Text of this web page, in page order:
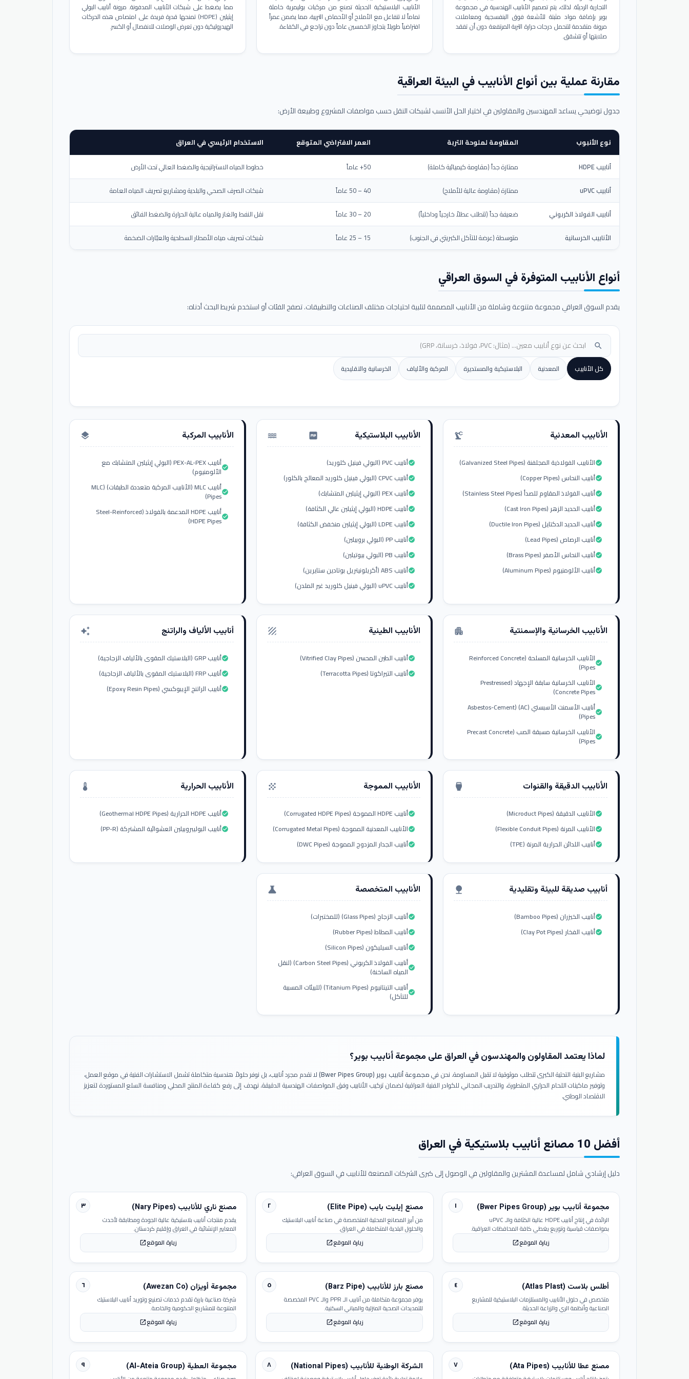
التجارية الرديئة. لذلك، يتم تصميم الأنابيب الهندسية في مجموعة
بوير بإضافة مواد مثبتة للأشعة فوق البنفسجية ومعاملات
مرونة متقدمة لتتحمل درجات حرارة التربة المرتفعة دون أن تفقد
صلابتها أو تتشقق.
الأنابيب البلاستيكية الحديثة تصنع من مركبات بوليمرية خاملة
تماماً لا تتفاعل مع الأملاح أو الأحماض التربية، مما يضمن عمراً
افتراضياً طويلاً يتجاوز الخمسين عاماً دون تراجع في الكفاءة.
مما يضغط على شبكات الأنابيب المدفونة. مرونة أنابيب البولي
إيثيلين (HDPE) تمنحها قدرة فريدة على امتصاص هذه الحركات
الهيدروليكية دون تعرض الوصلات للانفصال أو الكسر.
مقارنة عملية بين أنواع الأنابيب في البيئة العراقية
جدول توضيحي يساعد المهندسين والمقاولين في اختيار الحل الأنسب لشبكات النقل حسب مواصفات المشروع وطبيعة الأرض:
نوع الأنبوب المقاومة لملوحة التربة العمر الافتراضي المتوقع الاستخدام الرئيسي في العراق
أنابيب HDPE ممتازة جداً (مقاومة كيميائية كاملة) 50+ عاماً
خطوط المياه الاستراتيجية والضغط العالي تحت الأرض
أنابيب uPVC
ممتازة (مقاومة عالية للأملاح) 40 – 50 عاماً
شبكات الصرف الصحي والبلدية ومشاريع تصريف المياه العامة
أنابيب الفولاذ الكربوني
ضعيفة جداً (تتطلب عطلاً خارجياً وداخلياً) 20 – 30 عاماً
نقل النفط والغاز والمياه عالية الحرارة والضغط الفائق
الأنابيب الخرسانية
متوسطة (عرضة للتآكل الكبريتي في الجنوب) 15 – 25 عاماً شبكات تصريف مياه الأمطار السطحية والعبّارات الضخمة
أنواع الأنابيب المتوفرة في السوق العراقي
يقدم السوق العراقي مجموعة متنوعة وشاملة من الأنابيب المصممة لتلبية احتياجات مختلف الصناعات والتطبيقات. تصفح الفئات أو استخدم شريط البحث أدناه:
search
كل الأنابيب المعدنية البلاستيكية والمستديرة المركبة والألياف الخرسانية والتقليدية
الأنابيب المعدنية precision_manufacturing
الأنابيب الفولاذية المجلفنة (Galvanized Steel Pipes)check_circle
أنابيب النحاس (Copper Pipes)check_circle
أنابيب الفولاذ المقاوم للصدأ (Stainless Steel Pipes)check_circle
أنابيب الحديد الزهر (Cast Iron Pipes)check_circle
أنابيب الحديد الدكتايل (Ductile Iron Pipes)check_circle
أنابيب الرصاص (Lead Pipes)check_circle
أنابيب النحاس الأصفر (Brass Pipes)check_circle
أنابيب الألومنيوم (Aluminum Pipes)check_circle
الأنابيب البلاستيكية water_pump
أنابيب PVC (البولي فينيل كلوريد)check_circle
أنابيب CPVC (البولي فينيل كلوريد المعالج بالكلور)check_circle
أنابيب PEX (البولي إيثيلين المتشابك)check_circle
أنابيب HDPE (البولي إيثيلين عالي الكثافة)check_circle
أنابيب LDPE (البولي إيثيلين منخفض الكثافة)check_circle
أنابيب PP (البولي بروبيلين)check_circle
أنابيب PB (البولي بيوتيلين)check_circle
أنابيب ABS (أكريلونيتريل بوتادين ستايرين)check_circle
أنابيب uPVC (البولي فينيل كلوريد غير الملدن)check_circle
الأنابيب المركبة layers
أنابيب PEX-AL-PEX (البولي إيثيلين المتشابك مع
الألومنيوم)check_circle
أنابيب MLC (الأنابيب المركبة متعددة الطبقات) (MLC
Pipes)check_circle
أنابيب HDPE المدعمة بالفولاذ (Steel-Reinforced
HDPE Pipes)check_circle
الأنابيب الخرسانية والإسمنتية apartment
الأنابيب الخرسانية المسلحة (Reinforced Concrete
Pipes)check_circle
الأنابيب الخرسانية سابقة الإجهاد (Prestressed
Concrete Pipes)check_circle
أنابيب الأسمنت الأسبستي (AC) (Asbestos-Cement
Pipes)check_circle
الأنابيب الخرسانية مسبقة الصب (Precast Concrete
Pipes)check_circle
الأنابيب الطينية texture
أنابيب الطين المحسن (Vitrified Clay Pipes)check_circle
أنابيب التيراكوتا (Terracotta Pipes)check_circle
أنابيب الألياف والراتنج auto_awesome
أنابيب GRP (البلاستيك المقوى بالألياف الزجاجية)check_circle
أنابيب FRP (البلاستيك المقوى بالألياف الزجاجية)check_circle
أنابيب الراتنج الإيبوكسي (Epoxy Resin Pipes)check_circle
الأنابيب الدقيقة والقنوات settings_input_hdmi
الأنابيب الدقيقة (Microduct Pipes)check_circle
الأنابيب المرنة (Flexible Conduit Pipes)check_circle
أنابيب اللدائن الحرارية المرنة (TPE)check_circle
الأنابيب المموجة grain
أنابيب HDPE المموجة (Corrugated HDPE Pipes)check_circle
الأنابيب المعدنية المموجة (Corrugated Metal Pipes)check_circle
أنابيب الجدار المزدوج المموجة (DWC Pipes)check_circle
الأنابيب الحرارية thermostat
أنابيب HDPE الحرارية (Geothermal HDPE Pipes)check_circle
أنابيب البوليبروبيلين العشوائية المشتركة (PP-R)check_circle
أنابيب صديقة للبيئة وتقليدية nature
أنابيب الخيزران (Bamboo Pipes)check_circle
أنابيب الفخار (Clay Pot Pipes)check_circle
الأنابيب المتخصصة science
أنابيب الزجاج (Glass Pipes) (للمختبرات)check_circle
أنابيب المطاط (Rubber Pipes)check_circle
أنابيب السيليكون (Silicon Pipes)check_circle
أنابيب الفولاذ الكربوني (Carbon Steel Pipes) (لنقل
المياه الساخنة)check_circle
أنابيب التيتانيوم (Titanium Pipes) (للبيئات المسببة
للتآكل)check_circle
لماذا يعتمد المقاولون والمهندسون في العراق على مجموعة أنابيب بوير؟
مشاريع البنية التحتية الكبرى تتطلب موثوقية لا تقبل المساومة. نحن فيمجموعة أنابيب بوير (Bwer Pipes Group)
لا نقدم مجرد أنابيب، بل نوفر حلولاً هندسية متكاملة تشمل الاستشارات الفنية في موقع العمل،
وتوفير ماكينات اللحام الحراري المتطورة، والتدريب المجاني للكوادر الفنية العراقية لضمان تركيب الأنابيب وفق المواصفات الهندسية الدقيقة. نهدف إلى رفع كفاءة المنتج المحلي ومنافسة السلع المستوردة لتعزيز
الاقتصاد الوطني.
أفضل 10 مصانع أنابيب بلاستيكية في العراق
دليل إرشادي شامل لمساعدة المشترين والمقاولين في الوصول إلى كبرى الشركات المصنعة للأنابيب في السوق العراقي:
١ مجموعة أنابيب بوير (Bwer Pipes Group)
الرائدة في إنتاج أنابيب HDPE عالية الكثافة والـ uPVC
بمواصفات قياسية وتوزيع يغطي كافة المحافظات العراقية.
زيارة الموقعopen_in_new
٢ مصنع إيليت بايب (Elite Pipe)
من أبرز المصانع المحلية المتخصصة في صناعة أنابيب البلاستيك
والحلول البلدية المتكاملة في العراق.
زيارة الموقعopen_in_new
٣ مصنع ناري للأنابيب (Nary Pipes)
يقدم منتجات أنابيب بلاستيكية عالية الجودة ومطابقة لأحدث
المعايير الإنشائية في العراق وإقليم كردستان.
زيارة الموقعopen_in_new
٤ أطلس بلاست (Atlas Plast)
متخصص في حلول الأنابيب والمستلزمات البلاستيكية للمشاريع
الصناعية وأنظمة الري والزراعة الحديثة.
زيارة الموقعopen_in_new
٥ مصنع بارز للأنابيب (Barz Pipe)
يوفر مجموعة متكاملة من أنابيب الـ PPR والـ PVC المخصصة
للتمديدات الصحية المنزلية والمباني السكنية.
زيارة الموقعopen_in_new
٦ مجموعة أويزان (Awezan Co)
شركة صناعية بارزة تقدم خدمات تصنيع وتوريد أنابيب البلاستيك
المتنوعة للمشاريع الحكومية والخاصة.
زيارة الموقعopen_in_new
٧ مصنع عطا للأنابيب (Ata Pipes) ٨ الشركة الوطنية للأنابيب (National Pipes) ٩ مجموعة العطية (Al-Ateia Group)